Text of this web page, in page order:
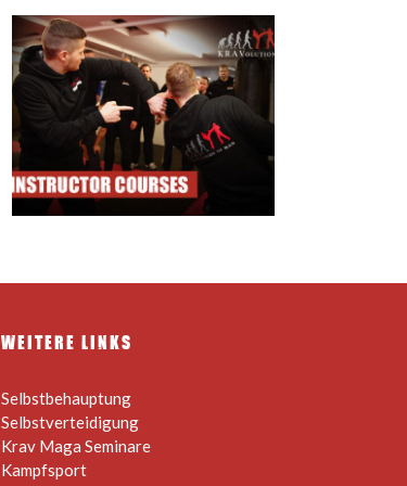
WEITERE LINKS
Selbstbehauptung
Selbstverteidigung
Krav Maga Seminare
Kampfsport